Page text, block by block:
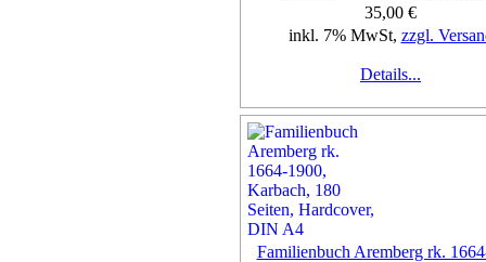
35,00 €
inkl. 7% MwSt, zzgl.
Details...
Familienbuch Aremberg rk.